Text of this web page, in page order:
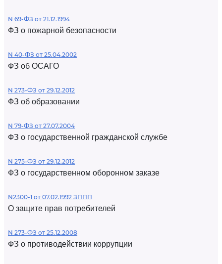
N 69-ФЗ от 21.12.1994
ФЗ о пожарной безопасности
N 40-ФЗ от 25.04.2002
ФЗ об ОСАГО
N 273-ФЗ от 29.12.2012
ФЗ об образовании
N 79-ФЗ от 27.07.2004
ФЗ о государственной гражданской службе
N 275-ФЗ от 29.12.2012
ФЗ о государственном оборонном заказе
N2300-1 от 07.02.1992 ЗППП
О защите прав потребителей
N 273-ФЗ от 25.12.2008
ФЗ о противодействии коррупции